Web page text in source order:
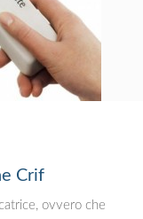
Crif
ovvero che